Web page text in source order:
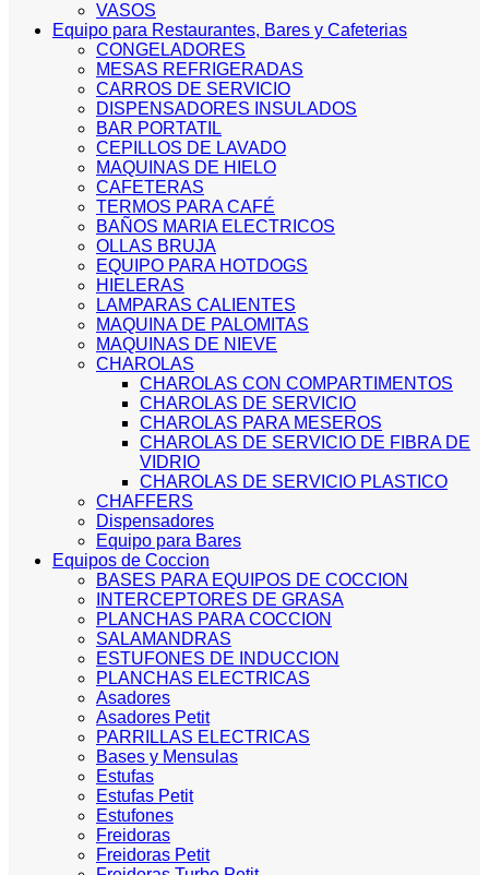
VASOS
Equipo para Restaurantes, Bares y Cafeterias
CONGELADORES
MESAS REFRIGERADAS
CARROS DE SERVICIO
DISPENSADORES INSULADOS
BAR PORTATIL
CEPILLOS DE LAVADO
MAQUINAS DE HIELO
CAFETERAS
TERMOS PARA CAFÉ
BAÑOS MARIA ELECTRICOS
OLLAS BRUJA
EQUIPO PARA HOTDOGS
HIELERAS
LAMPARAS CALIENTES
MAQUINA DE PALOMITAS
MAQUINAS DE NIEVE
CHAROLAS
CHAROLAS CON COMPARTIMENTOS
CHAROLAS DE SERVICIO
CHAROLAS PARA MESEROS
CHAROLAS DE SERVICIO DE FIBRA DE
VIDRIO
CHAROLAS DE SERVICIO PLASTICO
CHAFFERS
Dispensadores
Equipo para Bares
Equipos de Coccion
BASES PARA EQUIPOS DE COCCION
INTERCEPTORES DE GRASA
PLANCHAS PARA COCCION
SALAMANDRAS
ESTUFONES DE INDUCCION
PLANCHAS ELECTRICAS
Asadores
Asadores Petit
PARRILLAS ELECTRICAS
Bases y Mensulas
Estufas
Estufas Petit
Estufones
Freidoras
Freidoras Petit